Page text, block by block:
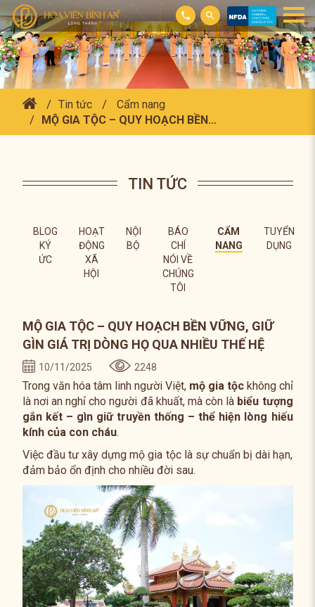
Tin tức
Cẩm nang
MỘ GIA TỘC – QUY HOẠCH BỀN...
TIN TỨC
BLOG
KÝ
ỨC
HOẠT
ĐỘNG
XÃ
HỘI
NỘI
BỘ
BÁO
CHÍ
NÓI VỀ
CHÚNG
TÔI
CẨM
NANG
TUYỂN
DỤNG
MỘ GIA TỘC – QUY HOẠCH BỀN VỮNG, GIỮ
GÌN GIÁ TRỊ DÒNG HỌ QUA NHIỀU THẾ HỆ
10/11/2025 2248
Trong văn hóa tâm linh người Việt, mộ gia tộckhông chỉ
là nơi an nghỉ cho người đã khuất, mà còn là biểu tượng
gắn kết – gìn giữ truyền thống – thể hiện lòng hiếu
kính của con cháu.
Việc đầu tư xây dựng mộ gia tộc là sự chuẩn bị dài hạn,
đảm bảo ổn định cho nhiều đời sau.